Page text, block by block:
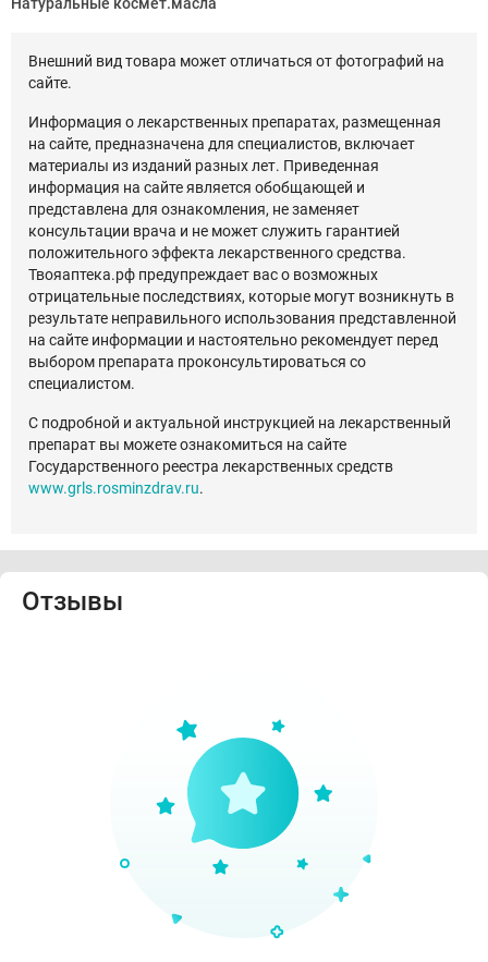
Внешний вид товара может отличаться от фотографий на
сайте.
Информация о лекарственных препаратах, размещенная
на сайте, предназначена для специалистов, включает
материалы из изданий разных лет. Приведенная
информация на сайте является обобщающей и
представлена для ознакомления, не заменяет
консультации врача и не может служить гарантией
положительного эффекта лекарственного средства.
Твояаптека.рф предупреждает вас о возможных
отрицательные последствиях, которые могут возникнуть в
результате неправильного использования представленной
на сайте информации и настоятельно рекомендует перед
выбором препарата проконсультироваться со
специалистом.
С подробной и актуальной инструкцией на лекарственный
препарат вы можете ознакомиться на сайте
Государственного реестра лекарственных средств
www.grls.rosminzdrav.ru.
Отзывы